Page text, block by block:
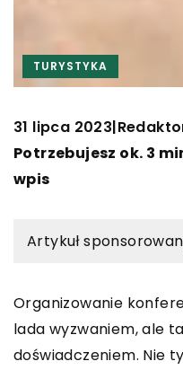
TURYSTYKA
31 lipca 2023|
Potrzebujesz ok. 3
wpis
Artykuł
Organizowanie
lada wyzwaniem, ale
doświadczeniem. Nie